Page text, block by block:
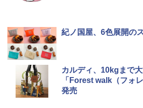
紀ノ国屋、6色展開の
カルディ、10kgまで
「Forest walk（フォ
発売